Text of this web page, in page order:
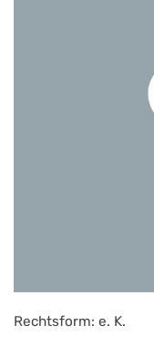
Rechtsform: e. K.